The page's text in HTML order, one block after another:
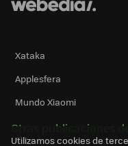
Xataka
Applesfera
Mundo Xiaomi
Otras publicaciones
Utilizamos cookies de